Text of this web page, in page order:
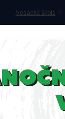
Vodácká škola